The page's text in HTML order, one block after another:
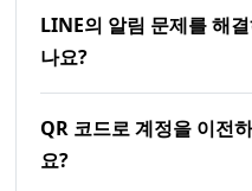
LINE의 알림 문제를 해
나요?
QR 코드로 계정을 이전
요?